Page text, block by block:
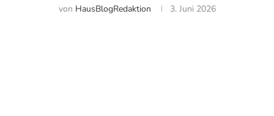
von HausBlogRedaktion 3. Juni 2026